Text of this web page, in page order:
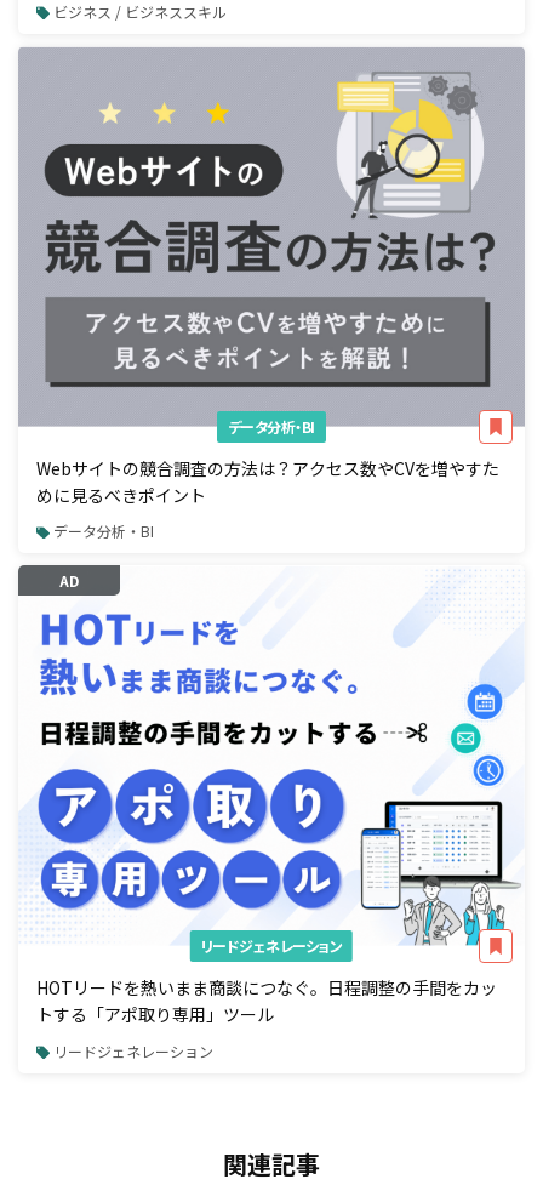
ビジネス / ビジネススキル
データ分析・BI
Webサイトの競合調査の方法は？アクセス数やCVを増やすた
めに見るべきポイント
データ分析・BI
AD
リードジェネレーション
HOTリードを熱いまま商談につなぐ。日程調整の手間をカッ
トする「アポ取り専用」ツール
リードジェネレーション
関連記事